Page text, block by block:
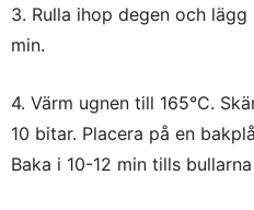
3. Rulla ihop degen och
min.
4. Värm ugnen till 165°C.
10 bitar. Placera på en
Baka i 10-12 min tills